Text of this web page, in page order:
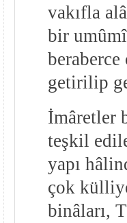
vakıfla
bir
getirilip
İmâretler
teşkil
yapı
çok
binâları,